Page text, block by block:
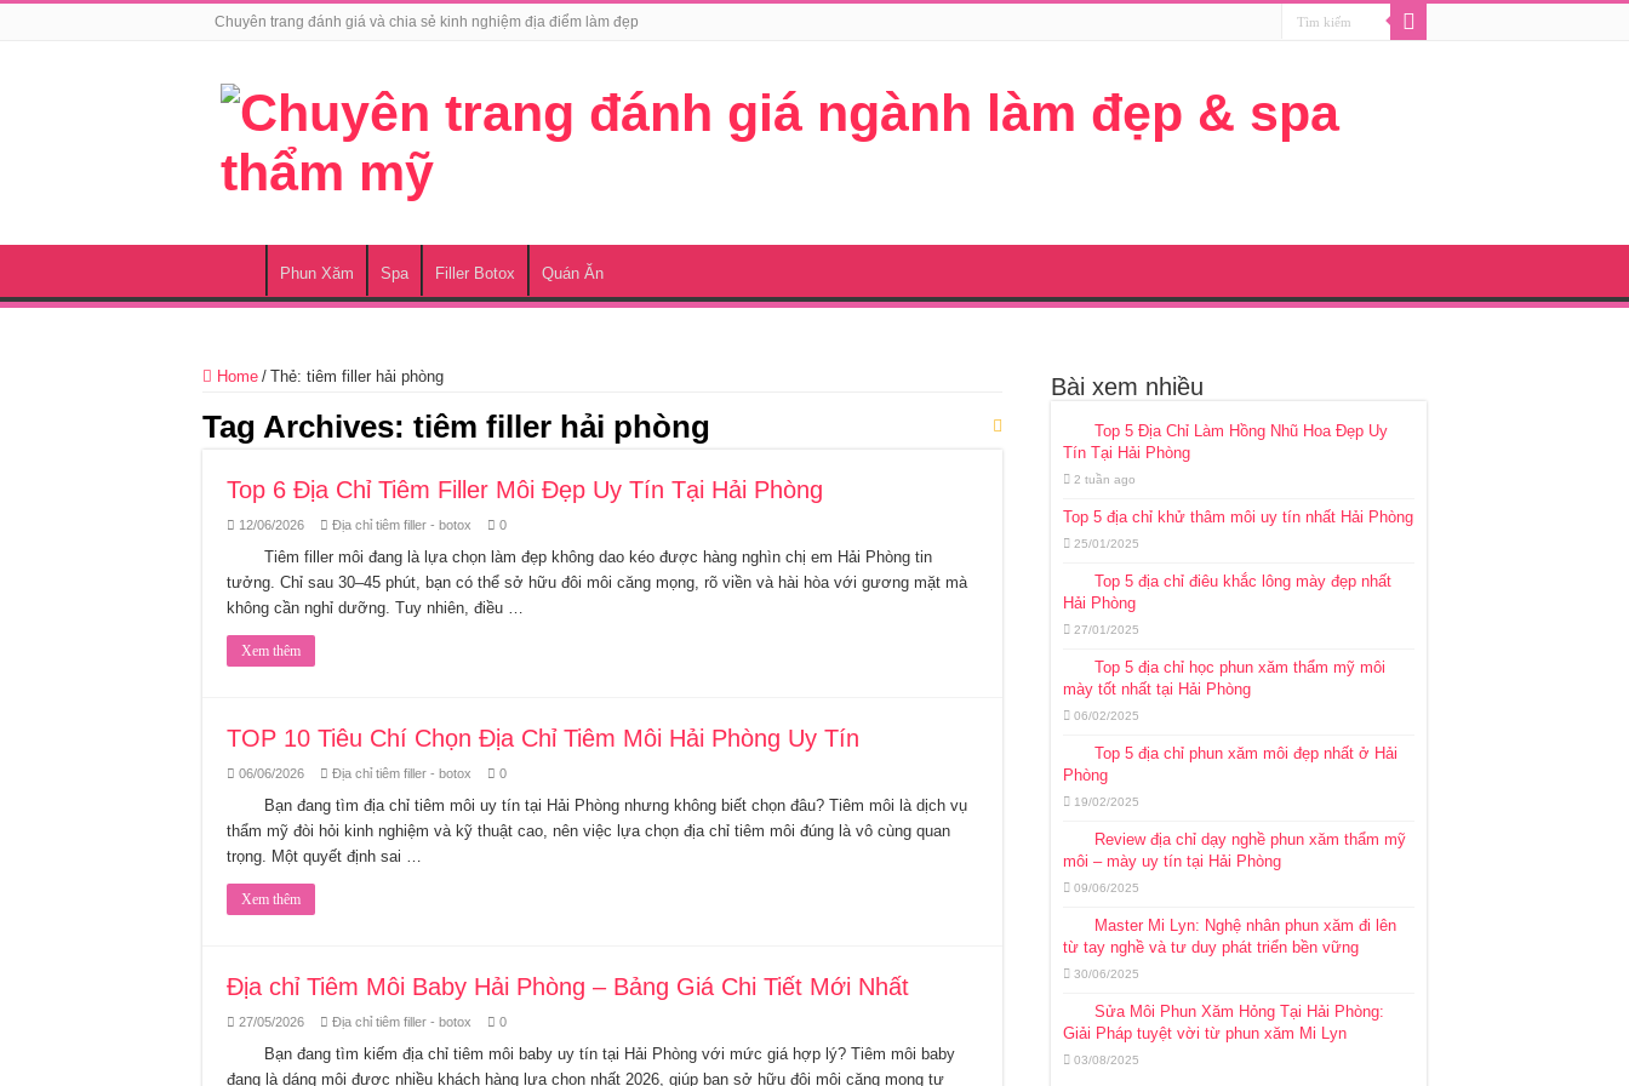
Chuyên trang đánh giá và chia sẻ kinh nghiệm địa điểm làm đẹp
Phun Xăm Spa Filler Botox Quán Ăn
Home / Thẻ: tiêm filler hải phòng
Tag Archives: tiêm filler hải phòng
Top 6 Địa Chỉ Tiêm Filler Môi Đẹp Uy Tín Tại Hải Phòng
12/06/2026 Địa chỉ tiêm filler - botox 0
Tiêm filler môi đang là lựa chọn làm đẹp không dao kéo được hàng nghìn chị em Hải Phòng tin
tưởng. Chỉ sau 30–45 phút, bạn có thể sở hữu đôi môi căng mọng, rõ viền và hài hòa với gương mặt mà
không cần nghỉ dưỡng. Tuy nhiên, điều …
Xem thêm
TOP 10 Tiêu Chí Chọn Địa Chỉ Tiêm Môi Hải Phòng Uy Tín
06/06/2026 Địa chỉ tiêm filler - botox 0
Bạn đang tìm địa chỉ tiêm môi uy tín tại Hải Phòng nhưng không biết chọn đâu? Tiêm môi là dịch vụ
thẩm mỹ đòi hỏi kinh nghiệm và kỹ thuật cao, nên việc lựa chọn địa chỉ tiêm môi đúng là vô cùng quan
trọng. Một quyết định sai …
Xem thêm
Địa chỉ Tiêm Môi Baby Hải Phòng – Bảng Giá Chi Tiết Mới Nhất
27/05/2026 Địa chỉ tiêm filler - botox 0
Bạn đang tìm kiếm địa chỉ tiêm môi baby uy tín tại Hải Phòng với mức giá hợp lý? Tiêm môi baby
đang là dáng môi được nhiều khách hàng lựa chọn nhất 2026, giúp bạn sở hữu đôi môi căng mọng tự
Bài xem nhiều
Top 5 Địa Chỉ Làm Hồng Nhũ Hoa Đẹp Uy
Tín Tại Hải Phòng
2 tuần ago
Top 5 địa chỉ khử thâm môi uy tín nhất Hải Phòng
25/01/2025
Top 5 địa chỉ điêu khắc lông mày đẹp nhất
Hải Phòng
27/01/2025
Top 5 địa chỉ học phun xăm thẩm mỹ môi
mày tốt nhất tại Hải Phòng
06/02/2025
Top 5 địa chỉ phun xăm môi đẹp nhất ở Hải
Phòng
19/02/2025
Review địa chỉ dạy nghề phun xăm thẩm mỹ
môi – mày uy tín tại Hải Phòng
09/06/2025
Master Mi Lyn: Nghệ nhân phun xăm đi lên
từ tay nghề và tư duy phát triển bền vững
30/06/2025
Sửa Môi Phun Xăm Hỏng Tại Hải Phòng:
Giải Pháp tuyệt vời từ phun xăm Mi Lyn
03/08/2025